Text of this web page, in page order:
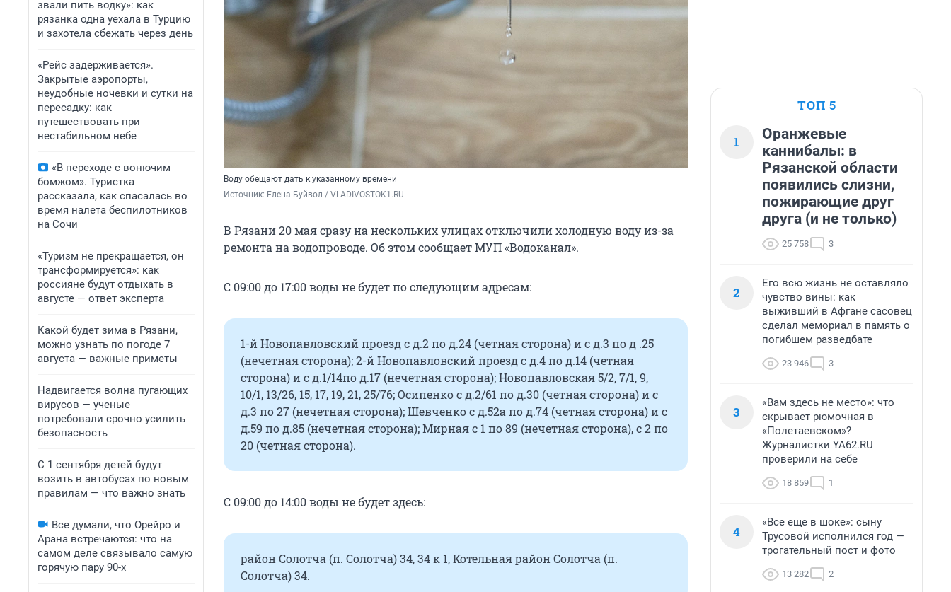
звали пить водку»: как
рязанка одна уехала в Турцию
и захотела сбежать через день
«Рейс задерживается».
Закрытые аэропорты,
неудобные ночевки и сутки на
пересадку: как
путешествовать при
нестабильном небе
«В переходе с вонючим
бомжом». Туристка
рассказала, как спасалась во
время налета беспилотников
на Сочи
«Туризм не прекращается, он
трансформируется»: как
россияне будут отдыхать в
августе — ответ эксперта
Какой будет зима в Рязани,
можно узнать по погоде 7
августа — важные приметы
Надвигается волна пугающих
вирусов — ученые
потребовали срочно усилить
безопасность
С 1 сентября детей будут
возить в автобусах по новым
правилам — что важно знать
Все думали, что Орейро и
Арана встречаются: что на
самом деле связывало самую
горячую пару 90-х
Воду обещают дать к указанному времени
Источник: Елена Буйвол / VLADIVOSTOK1.RU
В Рязани 20 мая сразу на нескольких улицах отключили холодную воду из-за
ремонта на водопроводе. Об этом сообщает МУП «Водоканал».
С 09:00 до 17:00 воды не будет по следующим адресам:
1-й Новопавловский проезд с д.2 по д.24 (четная сторона) и с д.3 по д .25
(нечетная сторона); 2-й Новопавловский проезд с д.4 по д.14 (четная
сторона) и с д.1/14по д.17 (нечетная сторона); Новопавловская 5/2, 7/1, 9,
10/1, 13/26, 15, 17, 19, 21, 25/76; Осипенко с д.2/61 по д.30 (четная сторона) и с
д.3 по 27 (нечетная сторона); Шевченко с д.52а по д.74 (четная сторона) и с
д.59 по д.85 (нечетная сторона); Мирная с 1 по 89 (нечетная сторона), с 2 по
20 (четная сторона).
С 09:00 до 14:00 воды не будет здесь:
район Солотча (п. Солотча) 34, 34 к 1, Котельная район Солотча (п.
Солотча) 34.
ТОП 5
1
Оранжевые
каннибалы: в
Рязанской области
появились слизни,
пожирающие друг
друга (и не только)
25 758 3
2
Его всю жизнь не оставляло
чувство вины: как
выживший в Афгане сасовец
сделал мемориал в память о
погибшем разведбате
23 946 3
3
«Вам здесь не место»: что
скрывает рюмочная в
«Полетаевском»?
Журналистки YA62.RU
проверили на себе
18 859 1
4
«Все еще в шоке»: сыну
Трусовой исполнился год —
трогательный пост и фото
13 282 2